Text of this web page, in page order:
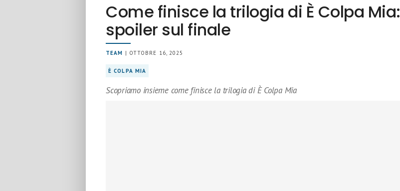
Come finisce la trilogia di È Colpa Mia:
spoiler sul finale
TEAM | OTTOBRE 16, 2025
È COLPA MIA
Scopriamo insieme come finisce la trilogia di È Colpa Mia